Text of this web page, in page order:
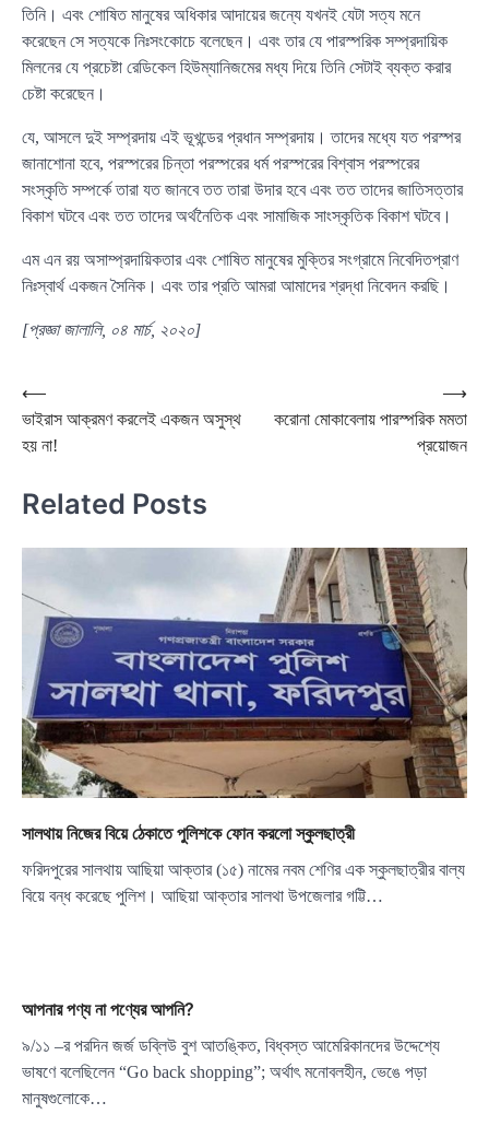
তিনি। এবং শোষিত মানুষের অধিকার আদায়ের জন্যে যখনই যেটা সত্য মনে
করেছেন সে সত্যকে নিঃসংকোচে বলেছেন। এবং তার যে পারস্পরিক সম্প্রদায়িক
মিলনের যে প্রচেষ্টা রেডিকেল হিউম্যানিজমের মধ্য দিয়ে তিনি সেটাই ব্যক্ত করার
চেষ্টা করেছেন।
যে, আসলে দুই সম্প্রদায় এই ভূখন্ডের প্রধান সম্প্রদায়। তাদের মধ্যে যত পরস্পর
জানাশোনা হবে, পরস্পরের চিন্তা পরস্পরের ধর্ম পরস্পরের বিশ্বাস পরস্পরের
সংস্কৃতি সম্পর্কে তারা যত জানবে তত তারা উদার হবে এবং তত তাদের জাতিসত্তার
বিকাশ ঘটবে এবং তত তাদের অর্থনৈতিক এবং সামাজিক সাংস্কৃতিক বিকাশ ঘটবে।
এম এন রয় অসাম্প্রদায়িকতার এবং শোষিত মানুষের মুক্তির সংগ্রামে নিবেদিতপ্রাণ
নিঃস্বার্থ একজন সৈনিক। এবং তার প্রতি আমরা আমাদের শ্রদ্ধা নিবেদন করছি।
[প্রজ্ঞা জালালি, ০৪ মার্চ, ২০২০]
Post
navigation
⟵
ভাইরাস আক্রমণ করলেই একজন অসুস্থ
হয় না!
করোনা মোকাবেলায় পারস্পরিক মমতা
প্রয়োজন
⟶
Related Posts
সালথায় নিজের বিয়ে ঠেকাতে পুলিশকে ফোন করলো স্কুলছাত্রী
ফরিদপুরের সালথায় আছিয়া আক্তার (১৫) নামের নবম শেণির এক স্কুলছাত্রীর বাল্য
বিয়ে বন্ধ করেছে পুলিশ। আছিয়া আক্তার সালথা উপজেলার গট্টি…
আপনার পণ্য না পণ্যের আপনি?
৯/১১ –র পরদিন জর্জ ডব্লিউ বুশ আতঙ্কিত, বিধ্বস্ত আমেরিকানদের উদ্দেশ্যে
ভাষণে বলেছিলেন “Go back shopping”; অর্থাৎ মনোবলহীন, ভেঙে পড়া
মানুষগুলোকে…